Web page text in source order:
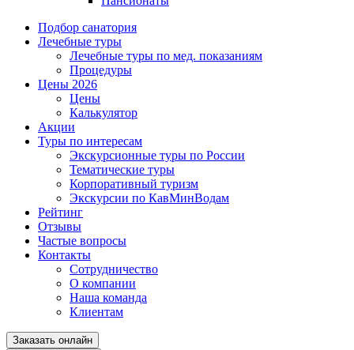
Подбор санатория
Лечебные туры
Лечебные туры по мед. показаниям
Процедуры
Цены 2026
Цены
Калькулятор
Акции
Туры по интересам
Экскурсионные туры по России
Тематические туры
Корпоративный туризм
Экскурсии по КавМинВодам
Рейтинг
Отзывы
Частые вопросы
Контакты
Сотрудничество
О компании
Наша команда
Клиентам
Заказать онлайн